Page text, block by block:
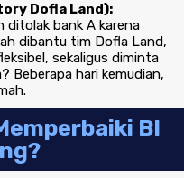
Dofla Land):
ditolak bank A karena
dibantu tim Dofla Land,
sekaligus diminta
Beberapa hari kemudian,
BI